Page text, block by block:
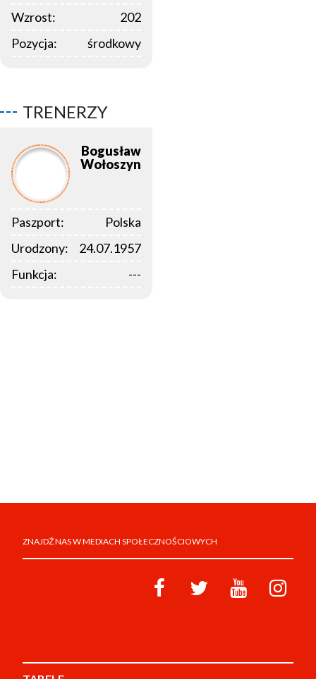
Wzrost:
202
Pozycja:
środkowy
TRENERZY
Bogusław
Wołoszyn
Paszport:
Polska
Urodzony:
24.07.1957
Funkcja:
---
ZNAJDŹ NAS W MEDIACH SPOŁECZNOŚCIOWYCH